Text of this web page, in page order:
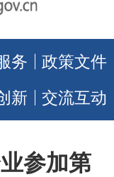
务
政策文件
新 交流互动
参加第